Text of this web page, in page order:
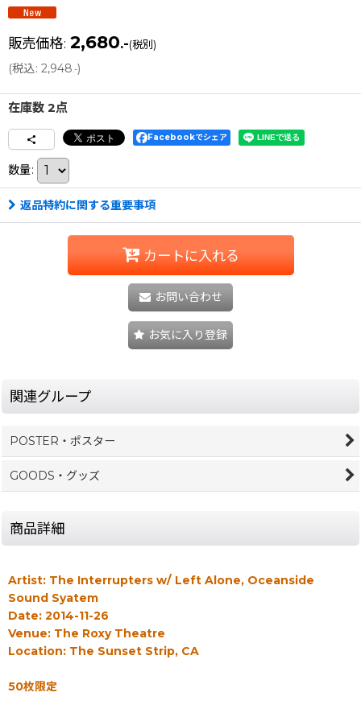
販売価格: 2,680.-(税別)
(税込: 2,948.-)
在庫数 2点
Facebookでシェア
数量:
返品特約に関する重要事項
カートに入れる
お問い合わせ
お気に入り登録
関連グループ
POSTER・ポスター
GOODS・グッズ
商品詳細
Artist: The Interrupters w/ Left Alone, Oceanside
Sound Syatem
Date: 2014-11-26
Venue: The Roxy Theatre
Location: The Sunset Strip, CA
50枚限定